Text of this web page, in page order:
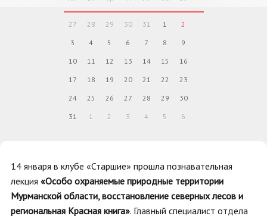
14 января в клубе «Старшие» прошла познавательная
лекция «Особо охраняемые природные территории
Мурманской области, восстановление северных лесов и
региональная Красная книга». Главный специалист отдела
27 28 29 30 31 1 2
3 4 5 6 7 8 9
10 11 12 13 14 15 16
17 18 19 20 21 22 23
24 25 26 27 28 29 30
31 1 2 3 4 5 6